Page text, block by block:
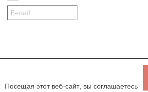
Подписаться
на
собственностью "3 Карата ТМ" и охраняются Законом об
законодательства государства Украина. Этот сайт и его контент
сторонними лицами и организациями только для некоммерческих
Посещая этот веб-сайт, вы соглашаетесь